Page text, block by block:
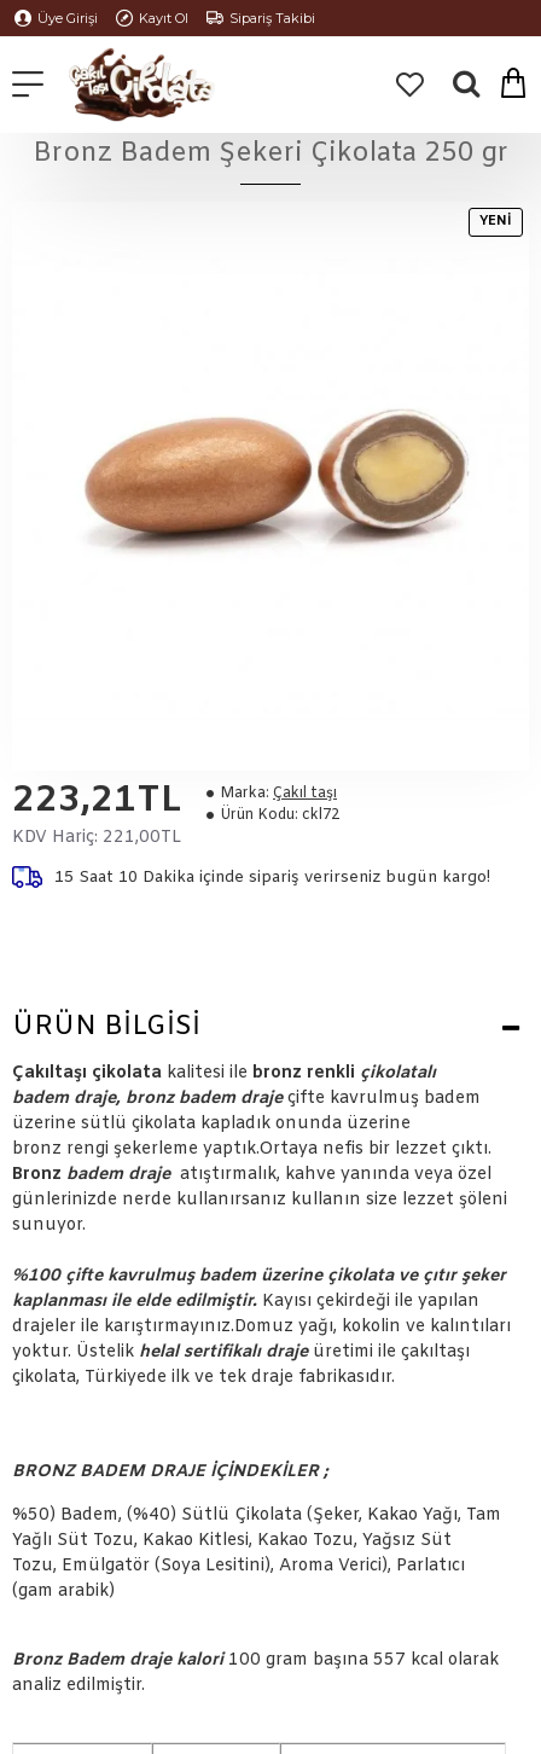
Üye Girişi Kayıt Ol Sipariş Takibi
Bronz Badem Şekeri Çikolata 250 gr
YENI
223,21TL
KDV Hariç: 221,00TL
Marka: Çakıl taşı
Ürün Kodu: ckl72
15 Saat 10 Dakika içinde sipariş verirseniz bugün kargo!
ÜRÜN BILGISI
Çakıltaşı çikolata kalitesi ile bronz renkli çikolatalı
badem draje, bronz badem drajeçifte kavrulmuş badem
üzerine sütlü çikolata kapladık onunda üzerine
bronz rengi şekerleme yaptık.Ortaya nefis bir lezzet çıktı.
Bronz badem draje atıştırmalık, kahve yanında veya özel
günlerinizde nerde kullanırsanız kullanın size lezzet şöleni
sunuyor.
%100 çifte kavrulmuş badem üzerine çikolata ve çıtır şeker
kaplanması ile elde edilmiştir. Kayısı çekirdeği ile yapılan
drajeler ile karıştırmayınız.Domuz yağı, kokolin ve kalıntıları
yoktur. Üstelik helal sertifikalı drajeüretimi ile çakıltaşı
çikolata, Türkiyede ilk ve tek draje fabrikasıdır.
BRONZ BADEM DRAJE İÇİNDEKİLER ;
%50) Badem, (%40) Sütlü Çikolata (Şeker, Kakao Yağı, Tam
Yağlı Süt Tozu, Kakao Kitlesi, Kakao Tozu, Yağsız Süt
Tozu, Emülgatör (Soya Lesitini), Aroma Verici), Parlatıcı
(gam arabik)
Bronz Badem draje kalori100 gram başına 557 kcal olarak
analiz edilmiştir.